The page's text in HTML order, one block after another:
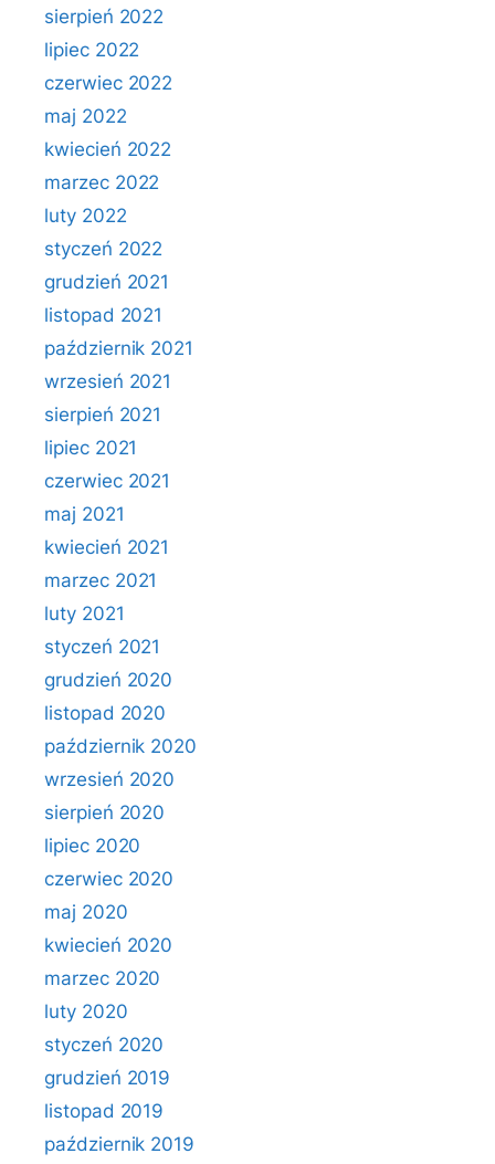
sierpień 2022
lipiec 2022
czerwiec 2022
maj 2022
kwiecień 2022
marzec 2022
luty 2022
styczeń 2022
grudzień 2021
listopad 2021
październik 2021
wrzesień 2021
sierpień 2021
lipiec 2021
czerwiec 2021
maj 2021
kwiecień 2021
marzec 2021
luty 2021
styczeń 2021
grudzień 2020
listopad 2020
październik 2020
wrzesień 2020
sierpień 2020
lipiec 2020
czerwiec 2020
maj 2020
kwiecień 2020
marzec 2020
luty 2020
styczeń 2020
grudzień 2019
listopad 2019
październik 2019